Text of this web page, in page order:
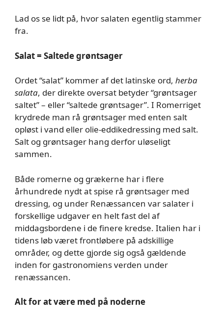
Lad os se lidt på, hvor salaten egentlig stammer
fra.
Salat = Saltede grøntsager
Ordet “salat” kommer af det latinske ord, herba
salata, der direkte oversat betyder “grøntsager
saltet” – eller “saltede grøntsager”. I Romerriget
krydrede man rå grøntsager med enten salt
opløst i vand eller olie-eddikedressing med salt.
Salt og grøntsager hang derfor uløseligt
sammen.
Både romerne og grækerne har i flere
århundrede nydt at spise rå grøntsager med
dressing, og under Renæssancen var salater i
forskellige udgaver en helt fast del af
middagsbordene i de finere kredse. Italien har i
tidens løb været frontløbere på adskillige
områder, og dette gjorde sig også gældende
inden for gastronomiens verden under
renæssancen.
Alt for at være med på noderne